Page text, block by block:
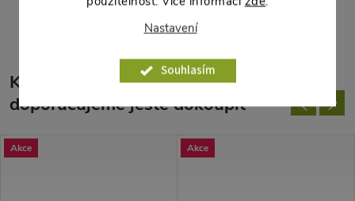
Nastavení
Souhlasím
Parametry produktu
K tomuto produktu
doporučujeme ještě dokoupit
Akce Akce